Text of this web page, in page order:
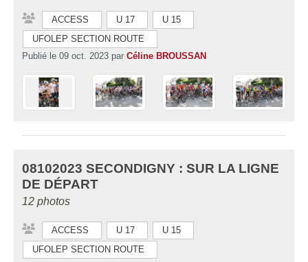
ACCESS U 17
U 15
UFOLEP SECTION ROUTE
Publié le 09 oct. 2023 par Céline BROUSSAN
08102023 SECONDIGNY : SUR LA LIGNE
DE DÉPART
12 photos
ACCESS U 17
U 15
UFOLEP SECTION ROUTE